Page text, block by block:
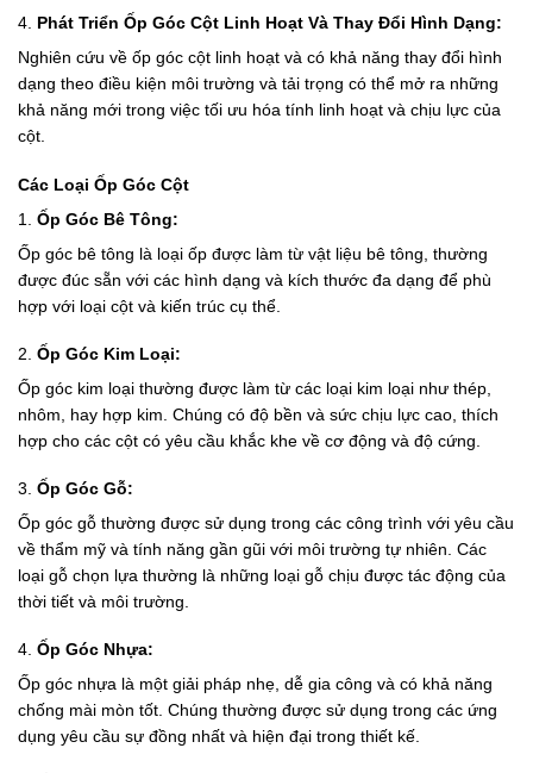
4. Phát Triển Ốp Góc Cột Linh Hoạt Và Thay Đổi Hình Dạng:
Nghiên cứu về ốp góc cột linh hoạt và có khả năng thay đổi hình
dạng theo điều kiện môi trường và tải trọng có thể mở ra những
khả năng mới trong việc tối ưu hóa tính linh hoạt và chịu lực của
cột.
Các Loại Ốp Góc Cột
1. Ốp Góc Bê Tông:
Ốp góc bê tông là loại ốp được làm từ vật liệu bê tông, thường
được đúc sẵn với các hình dạng và kích thước đa dạng để phù
hợp với loại cột và kiến trúc cụ thể.
2. Ốp Góc Kim Loại:
Ốp góc kim loại thường được làm từ các loại kim loại như thép,
nhôm, hay hợp kim. Chúng có độ bền và sức chịu lực cao, thích
hợp cho các cột có yêu cầu khắc khe về cơ động và độ cứng.
3. Ốp Góc Gỗ:
Ốp góc gỗ thường được sử dụng trong các công trình với yêu cầu
về thẩm mỹ và tính năng gần gũi với môi trường tự nhiên. Các
loại gỗ chọn lựa thường là những loại gỗ chịu được tác động của
thời tiết và môi trường.
4. Ốp Góc Nhựa:
Ốp góc nhựa là một giải pháp nhẹ, dễ gia công và có khả năng
chống mài mòn tốt. Chúng thường được sử dụng trong các ứng
dụng yêu cầu sự đồng nhất và hiện đại trong thiết kế.